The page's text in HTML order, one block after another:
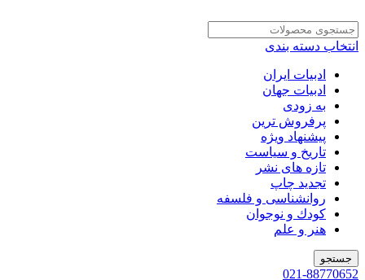
انتخاب دسته بندی
ادبیات ایران
ادبیات جهان
به زودی
پرفروش ترین
پیشنهاد ویژه
تاریخ و سیاست
تازه های نشر
تجدید چاپ
روانشناسی و فلسفه
کودك و نوجوان
هنر و علم
جستجو
021-88770652